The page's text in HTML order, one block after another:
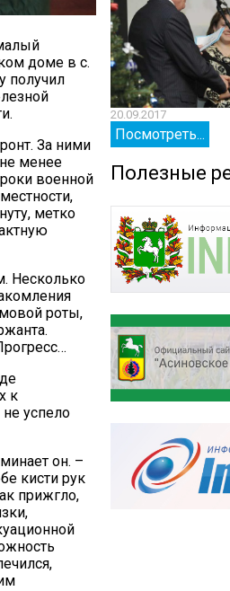
доме в с.
получил
За ними
менее
военной
метко
Несколько
роты,
к
успело
он. –
кисти рук
прижгло,
20.09.2017
Посмотреть...
Полезные